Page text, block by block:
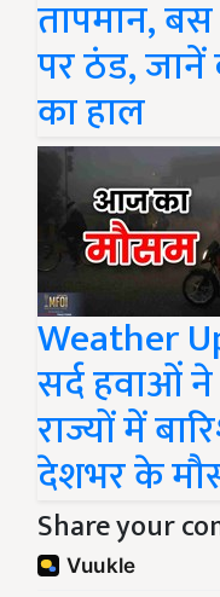
तापमान,
पर ठंड,
का हाल
Weather
सर्द हवाओं
राज्यों में
देशभर के
Share your